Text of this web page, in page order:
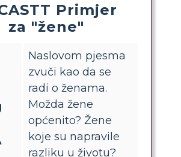
Primjer
za "žene"
Naslovom pjesma
zvuči kao da se
radi o ženama.
Možda žene
općenito? Žene
koje su napravile
razliku u životu?